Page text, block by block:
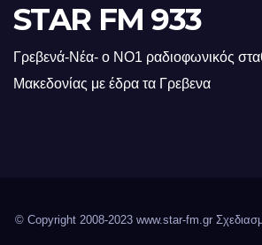
STAR FM 933
Γρεβενά-Νέα- ο ΝΟ1 ραδιοφωνικός
Μακεδονίας με έδρα τα Γρεβενα
© Copyright 2008-2023 www.star-fm.gr